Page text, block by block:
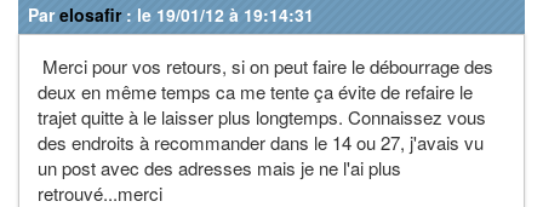
Parelosafir: le 19/01/12 à 19:14:31
Merci pour vos retours, si on peut faire le débourrage des
deux en même temps ca me tente ça évite de refaire le
trajet quitte à le laisser plus longtemps. Connaissez vous
des endroits à recommander dans le 14 ou 27, j'avais vu
un post avec des adresses mais je ne l'ai plus
retrouvé...merci